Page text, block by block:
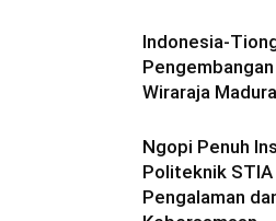
Indonesia-
Wiraraja Madura
Ngopi Penuh
Politeknik
Pengalaman